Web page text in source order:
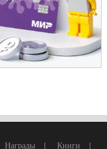
Награды | Книги |